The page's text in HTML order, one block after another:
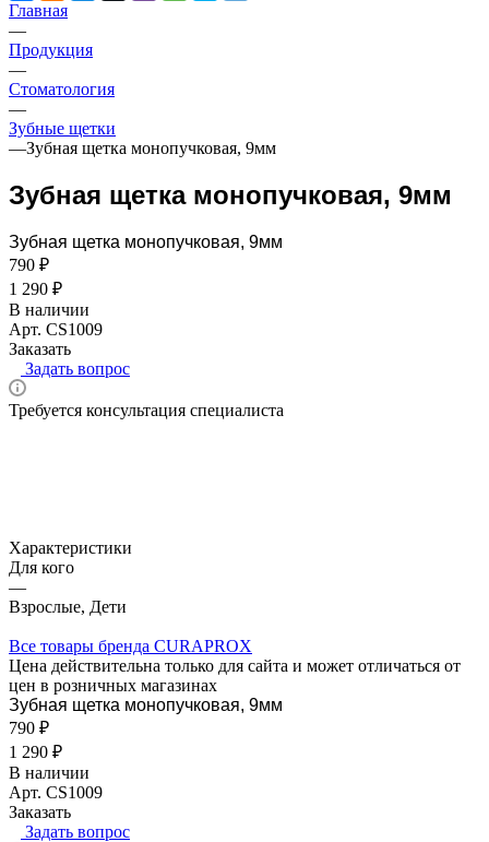
Главная
—
Продукция
—
Стоматология
—
Зубные щетки
—Зубная щетка монопучковая, 9мм
Зубная щетка монопучковая, 9мм
Зубная щетка монопучковая, 9мм
790 ₽
1 290 ₽
В наличии
Арт. CS1009
Заказать
Задать вопрос
Требуется консультация специалиста
Характеристики
Для кого
—
Взрослые, Дети
Все товары бренда CURAPROX
Цена действительна только для сайта и может отличаться от
цен в розничных магазинах
Зубная щетка монопучковая, 9мм
790 ₽
1 290 ₽
В наличии
Арт. CS1009
Заказать
Задать вопрос